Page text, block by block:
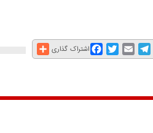
Share اشتراک گذاری
FacebookTwitterEmail
Telegram